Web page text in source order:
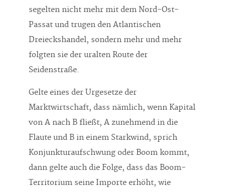
segelten nicht mehr mit dem Nord-Ost-
Passat und trugen den Atlantischen
Dreieckshandel, sondern mehr und mehr
folgten sie der uralten Route der
Seidenstraße.
Gelte eines der Urgesetze der
Marktwirtschaft, dass nämlich, wenn Kapital
von A nach B fließt, A zunehmend in die
Flaute und B in einem Starkwind, sprich
Konjunkturaufschwung oder Boom kommt,
dann gelte auch die Folge, dass das Boom-
Territorium seine Importe erhöht, wie